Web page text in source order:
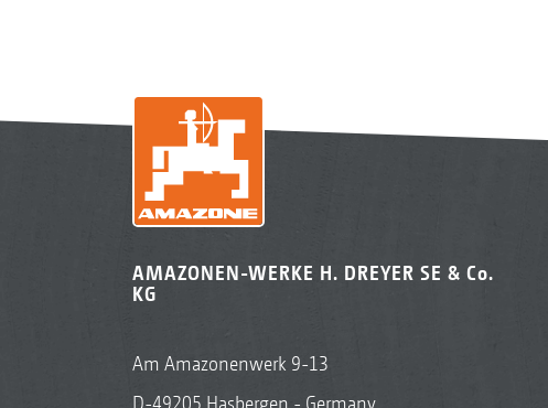
AMAZONEN-WERKE H. DREYER SE & Co.
KG
Am Amazonenwerk 9-13
D-49205 Hasbergen - Germany